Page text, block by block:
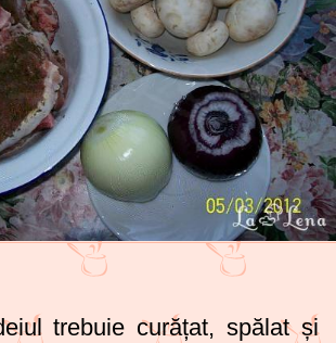
trebuie curățat, spălat și